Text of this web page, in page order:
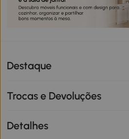
Destaque
Trocas e Devoluções
Detalhes